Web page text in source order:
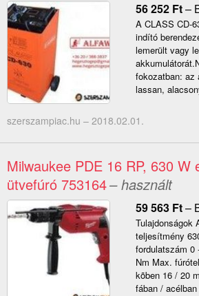
56 252 Ft–
A CLASS CD-
indító
lemerült vagy
fokozatban: az
lassan,
szerszampiac.hu – 2018.02.01.
Milwaukee PDE 16 RP, 630 W
ütvefúró 753164– használt
59 563 Ft–
Tulajdonságok
teljesítmény
fordulatszám 0
Nm Max.
kõben 16 / 20
fában /